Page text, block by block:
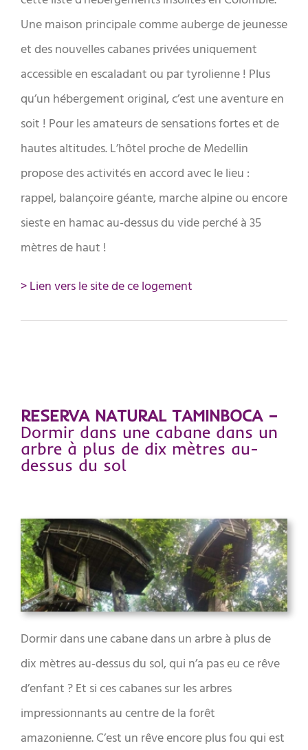
Une maison principale comme auberge de jeunesse
et des nouvelles cabanes privées uniquement
accessible en escaladant ou par tyrolienne ! Plus
qu’un hébergement original, c’est une aventure en
soit ! Pour les amateurs de sensations fortes et de
hautes altitudes. L’hôtel proche de Medellin
propose des activités en accord avec le lieu :
rappel, balançoire géante, marche alpine ou encore
sieste en hamac au-dessus du vide perché à 35
mètres de haut !
> Lien vers le site de ce logement
RESERVA NATURAL TAMINBOCA –
Dormir dans une cabane dans un
arbre à plus de dix mètres au-
dessus du sol
Dormir dans une cabane dans un arbre à plus de
dix mètres au-dessus du sol, qui n’a pas eu ce rêve
d’enfant ? Et si ces cabanes sur les arbres
impressionnants au centre de la forêt
amazonienne. C’est un rêve encore plus fou qui est